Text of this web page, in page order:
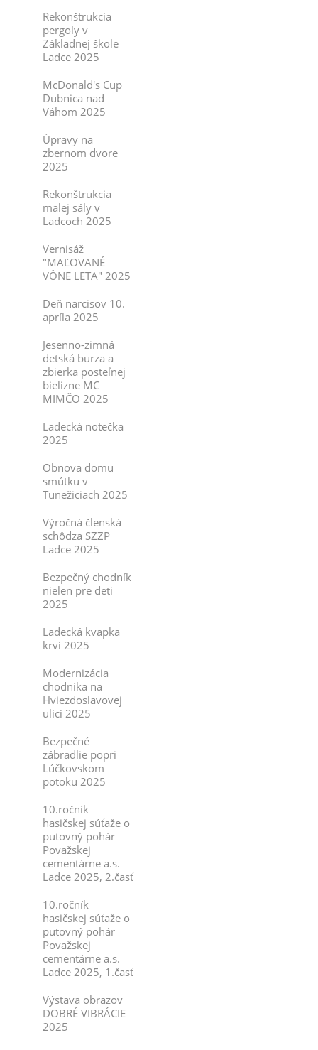
Rekonštrukcia
pergoly v
Základnej škole
Ladce 2025
McDonald's Cup
Dubnica nad
Váhom 2025
Úpravy na
zbernom dvore
2025
Rekonštrukcia
malej sály v
Ladcoch 2025
Vernisáž
"MAĽOVANÉ
VÔNE LETA" 2025
Deň narcisov 10.
apríla 2025
Jesenno-zimná
detská burza a
zbierka posteľnej
bielizne MC
MIMČO 2025
Ladecká notečka
2025
Obnova domu
smútku v
Tunežiciach 2025
Výročná členská
schôdza SZZP
Ladce 2025
Bezpečný chodník
nielen pre deti
2025
Ladecká kvapka
krvi 2025
Modernizácia
chodníka na
Hviezdoslavovej
ulici 2025
Bezpečné
zábradlie popri
Lúčkovskom
potoku 2025
10.ročník
hasičskej súťaže o
putovný pohár
Považskej
cementárne a.s.
Ladce 2025, 2.časť
10.ročník
hasičskej súťaže o
putovný pohár
Považskej
cementárne a.s.
Ladce 2025, 1.časť
Výstava obrazov
DOBRÉ VIBRÁCIE
2025